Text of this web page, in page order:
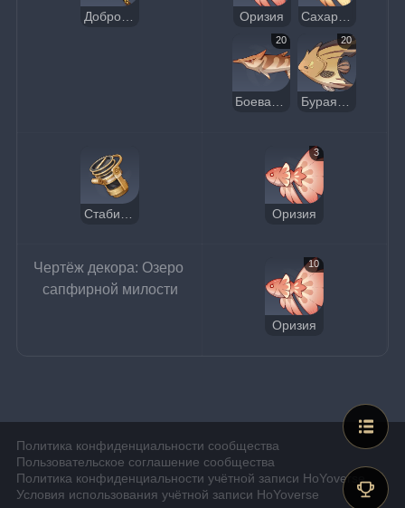
Оризия
20
Боевая колюшка
20
Бурая рыба-бабочка
3
Оризия
Чертёж декора: Озеро
сапфирной милости
10
Оризия
Политика конфиденциальности сообщества
Пользовательское соглашение сообщества
Политика конфиденциальности учётной записи HoYoverse
Условия использования учётной записи HoYoverse